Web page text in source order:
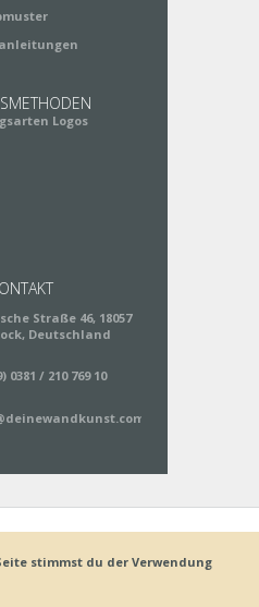
Straße 46, 18057
Deutschland
0381 / 210 769 10
Lieferung
AGB
stimmst du der Verwendung